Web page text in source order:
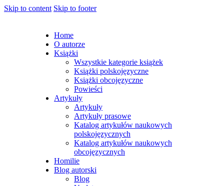
Skip to content Skip to footer
Home
O autorze
Książki
Wszystkie kategorie książek
Książki polskojęzyczne
Książki obcojęzyczne
Powieści
Artykuły
Artykuły
Artykuły prasowe
Katalog artykułów naukowych
polskojęzycznych
Katalog artykułów naukowych
obcojęzycznych
Homilie
Blog autorski
Blog